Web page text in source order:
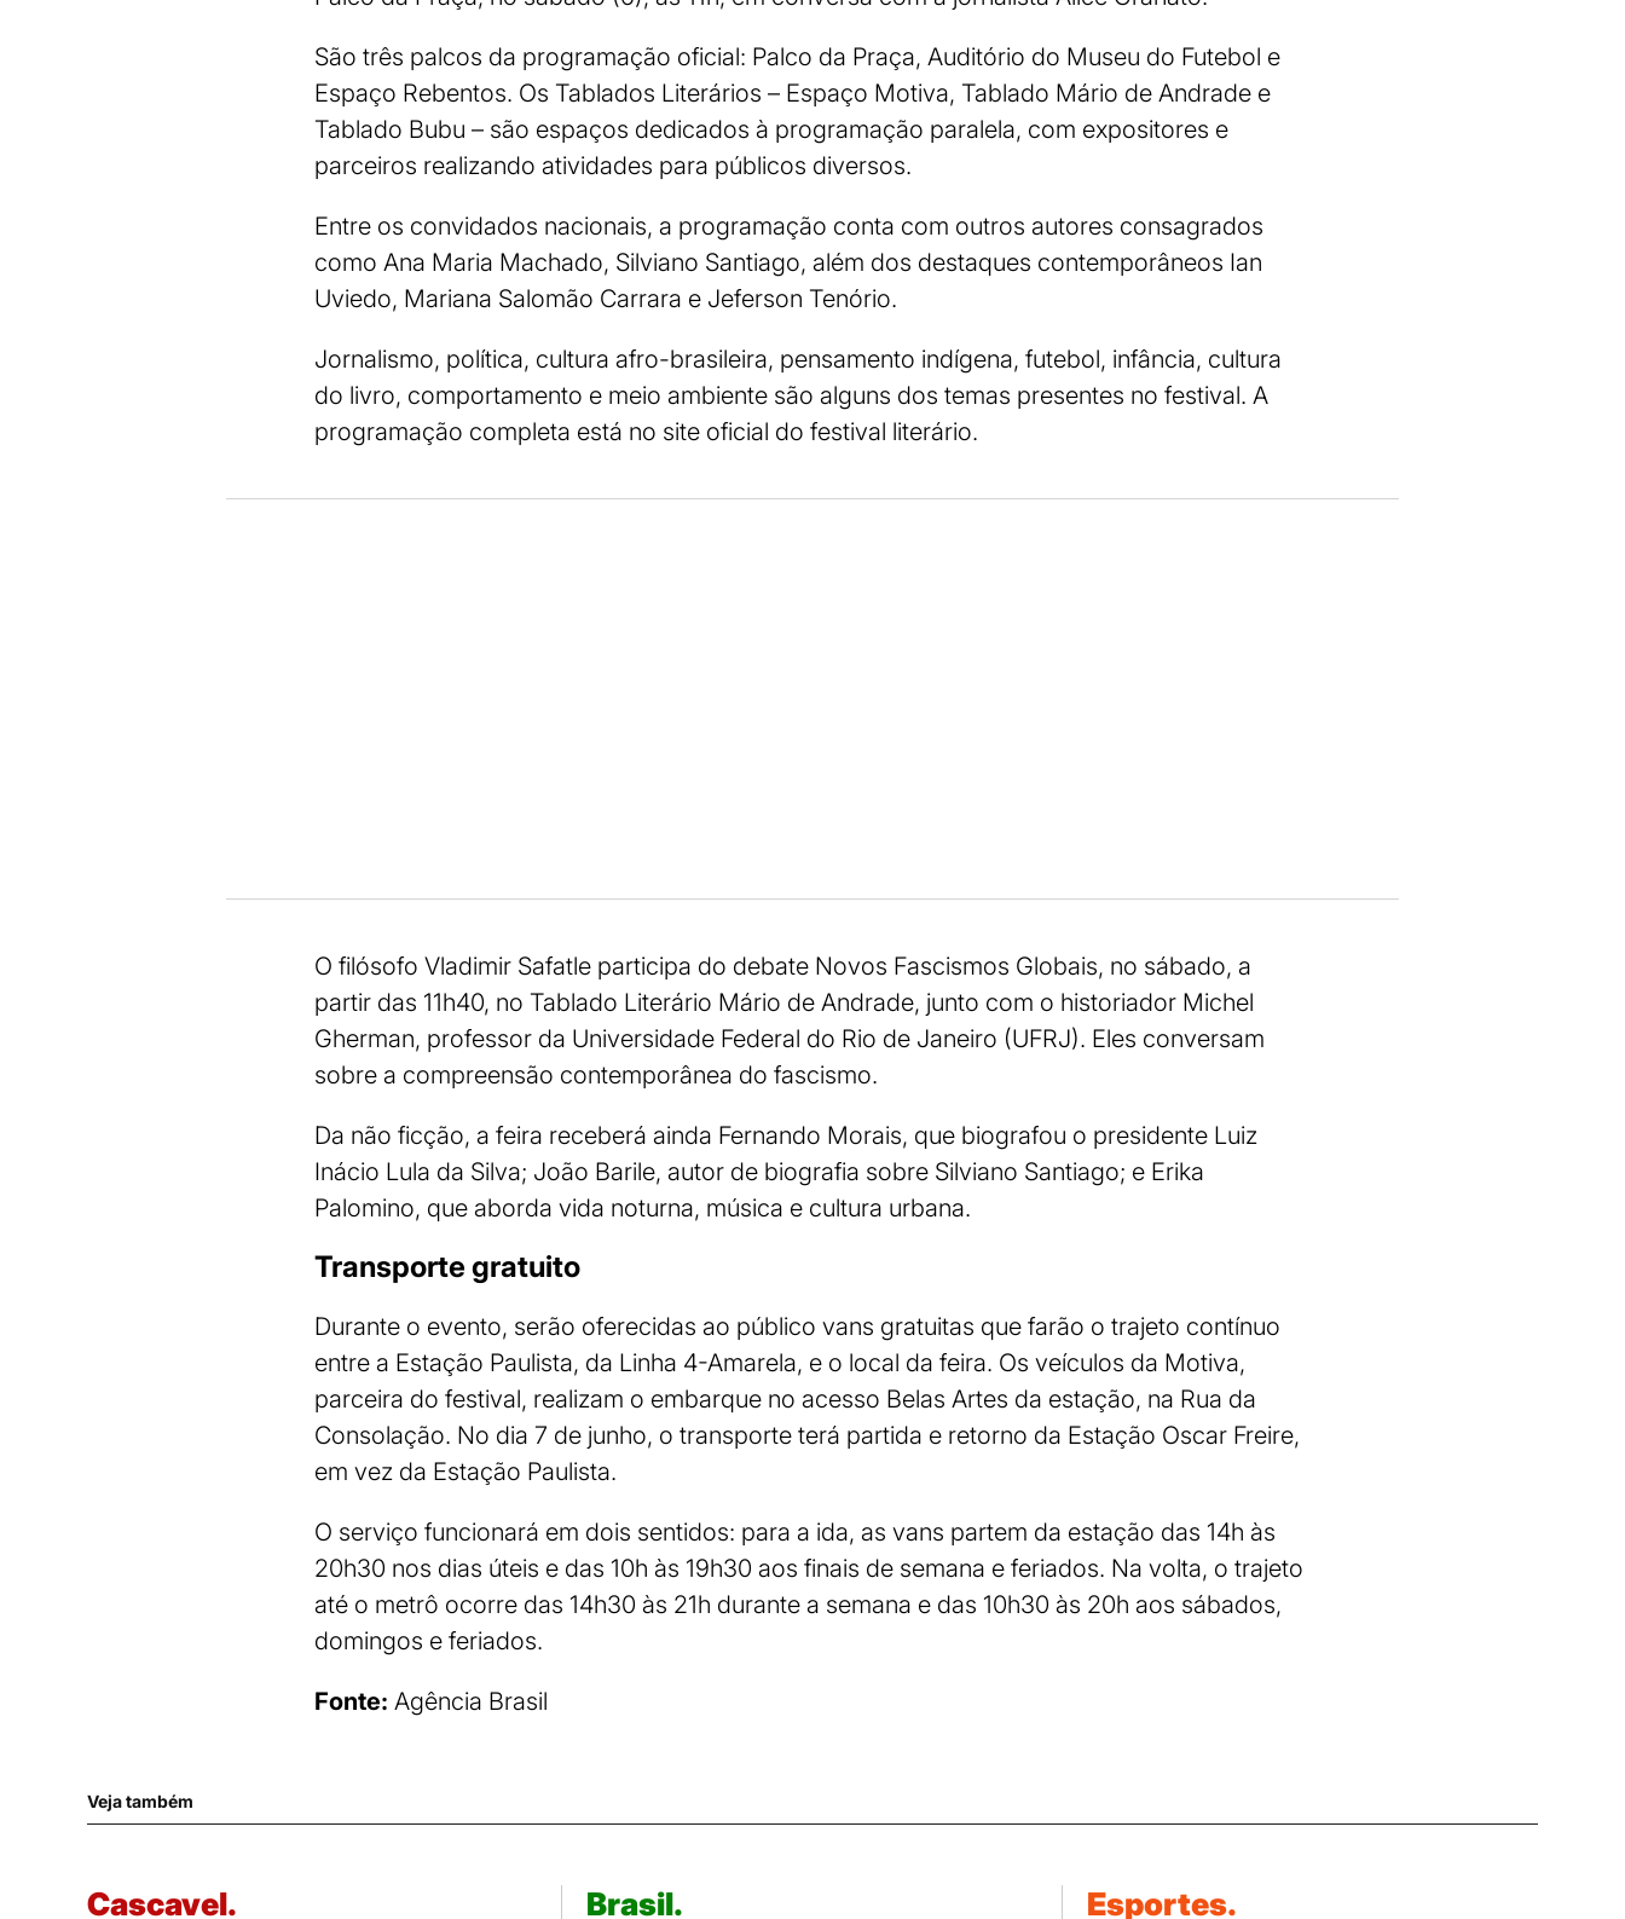
São três palcos da programação oficial: Palco da Praça, Auditório do Museu do Futebol e
Espaço Rebentos. Os Tablados Literários – Espaço Motiva, Tablado Mário de Andrade e
Tablado Bubu – são espaços dedicados à programação paralela, com expositores e
parceiros realizando atividades para públicos diversos.
Entre os convidados nacionais, a programação conta com outros autores consagrados
como Ana Maria Machado, Silviano Santiago, além dos destaques contemporâneos Ian
Uviedo, Mariana Salomão Carrara e Jeferson Tenório.
Jornalismo, política, cultura afro-brasileira, pensamento indígena, futebol, infância, cultura
do livro, comportamento e meio ambiente são alguns dos temas presentes no festival. A
programação completa está no site oficial do festival literário.
O filósofo Vladimir Safatle participa do debate Novos Fascismos Globais, no sábado, a
partir das 11h40, no Tablado Literário Mário de Andrade, junto com o historiador Michel
Gherman, professor da Universidade Federal do Rio de Janeiro (UFRJ). Eles conversam
sobre a compreensão contemporânea do fascismo.
Da não ficção, a feira receberá ainda Fernando Morais, que biografou o presidente Luiz
Inácio Lula da Silva; João Barile, autor de biografia sobre Silviano Santiago; e Erika
Palomino, que aborda vida noturna, música e cultura urbana.
Transporte gratuito
Durante o evento, serão oferecidas ao público vans gratuitas que farão o trajeto contínuo
entre a Estação Paulista, da Linha 4-Amarela, e o local da feira. Os veículos da Motiva,
parceira do festival, realizam o embarque no acesso Belas Artes da estação, na Rua da
Consolação. No dia 7 de junho, o transporte terá partida e retorno da Estação Oscar Freire,
em vez da Estação Paulista.
O serviço funcionará em dois sentidos: para a ida, as vans partem da estação das 14h às
20h30 nos dias úteis e das 10h às 19h30 aos finais de semana e feriados. Na volta, o trajeto
até o metrô ocorre das 14h30 às 21h durante a semana e das 10h30 às 20h aos sábados,
domingos e feriados.
Fonte: Agência Brasil
Veja também
Cascavel. Brasil. Esportes.